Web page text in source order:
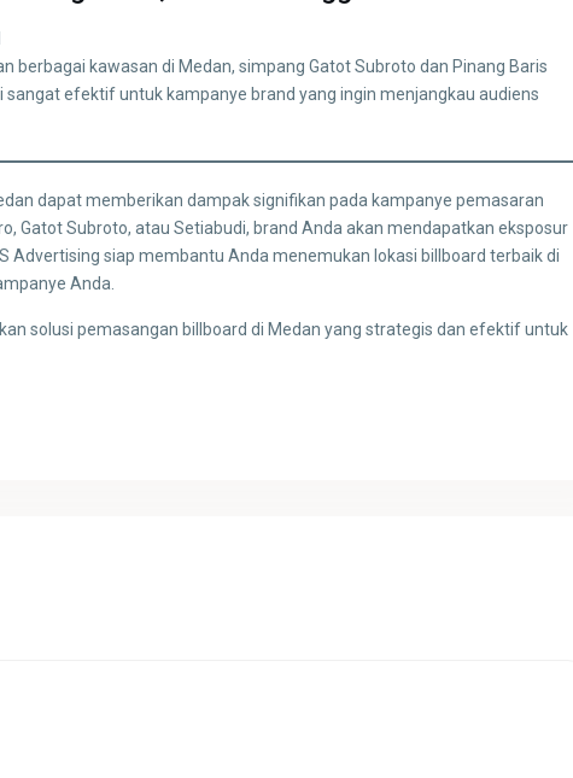
berbagai kawasan di Medan, simpang Gatot Subroto dan Pinang Baris
efektif untuk kampanye brand yang ingin menjangkau audiens
dapat memberikan dampak signifikan pada kampanye pemasaran
Gatot Subroto, atau Setiabudi, brand Anda akan mendapatkan eksposur
Advertising siap membantu Anda menemukan lokasi billboard terbaik di
Anda.
solusi pemasangan billboard di Medan yang strategis dan efektif untuk